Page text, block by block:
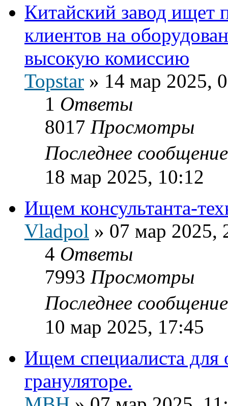
Китайский завод ищет
клиентов на
высокую комиссию
Topstar » 14 мар 2025,
1 Ответы
8017 Просмотры
Последнее
18 мар 2025, 10:12
Ищем консультанта-
Vladpol » 07 мар 2025,
4 Ответы
7993 Просмотры
Последнее
10 мар 2025, 17:45
Ищем специалиста для
грануляторе.